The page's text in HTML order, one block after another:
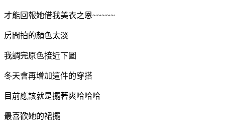
才能回報她借我美衣之恩~~~~~
房間拍的顏色太淡
我調完原色接近下圖
冬天會再增加這件的穿搭
目前應該就是擺著爽哈哈哈
最喜歡她的裙擺